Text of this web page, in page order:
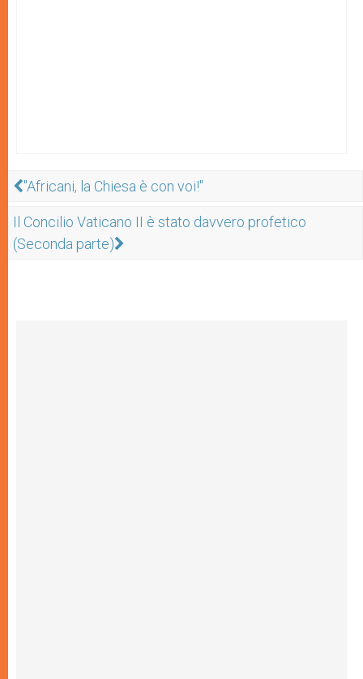
"Africani, la Chiesa è con voi!"
Il Concilio Vaticano II è stato davvero profetico
(Seconda parte)